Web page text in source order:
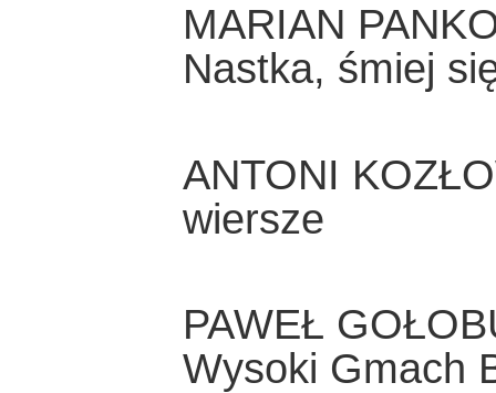
MARIAN
Nastka, śmiej
ANTONI
wiersze
PAWEŁ
Wysoki Gmach